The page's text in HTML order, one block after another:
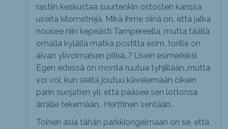
rastiin keskustaa suurtenkin ostosten kanssa
useita kilometrejä. Mikä ihme siinä on, että jalka
nousee niin kepeästi Tampereella, mutta täällä
omalla kylällä matka postilta esim. torille on
aivan ylivoimaisen pitkä..? Usein esimerkiksi
Egen edessä on monta ruutua tyhjillään..mutta
voi voi, kun sieltä joutuu kävelemään oikein
parin suojatien yli, että pääsee sen lottonsa
ärrälle tekemään.. Herttinen sentään..
Toinen asia tähän parkkiongelmaan on se, että